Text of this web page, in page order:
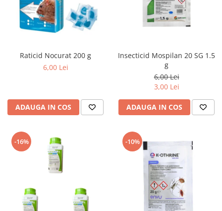
Raticid Nocurat 200 g
6,00 Lei
ADAUGA IN COS
Insecticid Mospilan 20 SG 1.5
g
6,00 Lei
3,00 Lei
ADAUGA IN COS
-16% -10%